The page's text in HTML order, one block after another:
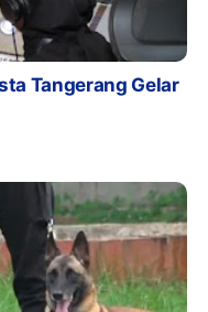
Tangerang Gelar